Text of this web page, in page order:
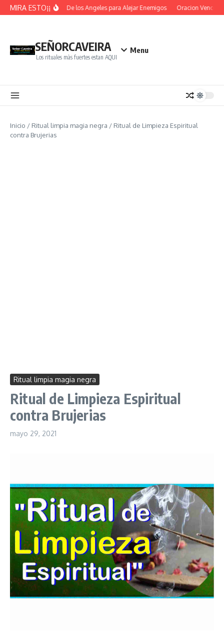
Saltar al contenido
MIRA ESTO¡¡Oracion De los Angeles para Alejar Enemigos Oracion Vence
SEÑORCAVEIRA
Los rituales màs fuertes estan AQUI
Menu
Inicio / Ritual limpia magia negra / Ritual de Limpieza Espiritual
contra Brujerias
Ritual limpia magia negra
Ritual de Limpieza Espiritual
contra Brujerias
mayo 29, 2021